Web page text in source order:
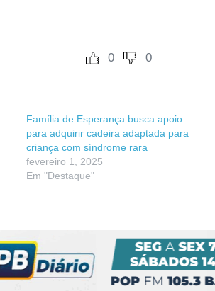
0 0
Família de Esperança busca apoio
para adquirir cadeira adaptada para
criança com síndrome rara
fevereiro 1, 2025
Em "Destaque"